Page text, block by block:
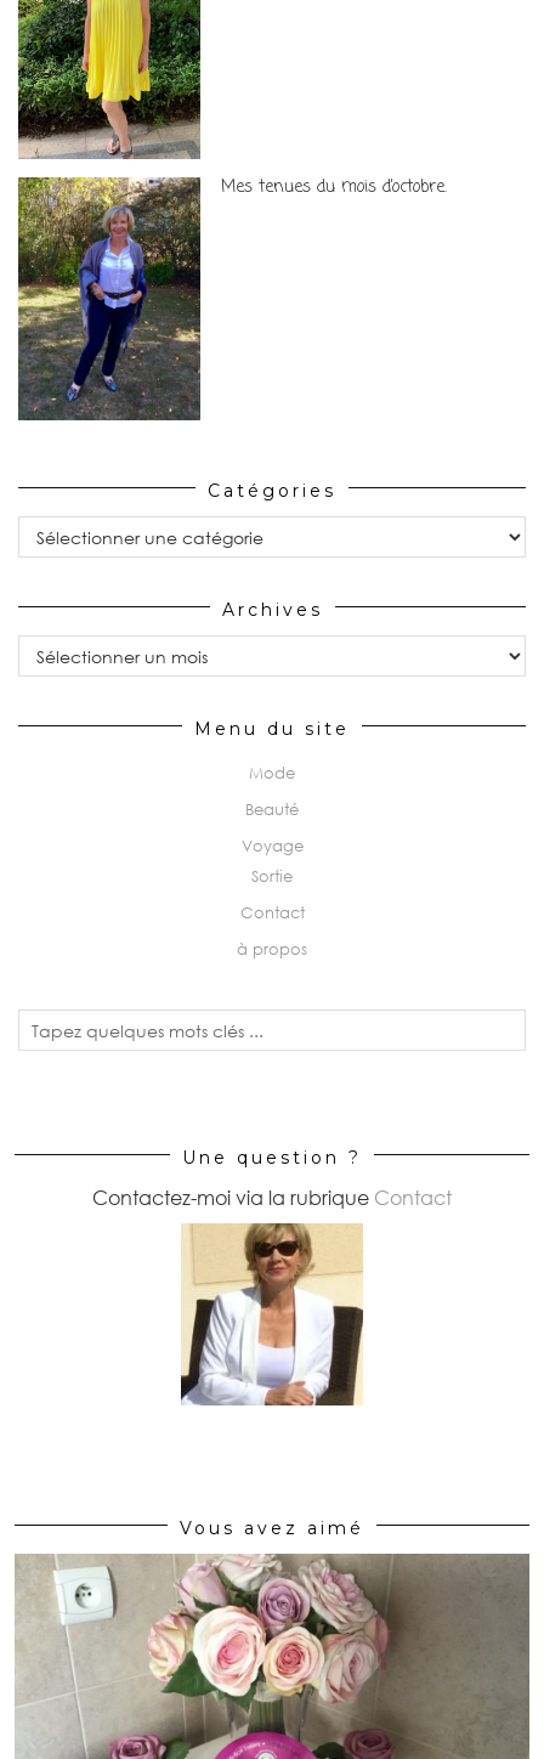
Mes tenues du mois d’octobre.
Catégories
Catégories
Archives
Archives
Menu du site
Mode
Beauté
Voyage
Sortie
Contact
à propos
Une question ?
Contactez-moi via la rubrique Contact
Vous avez aimé